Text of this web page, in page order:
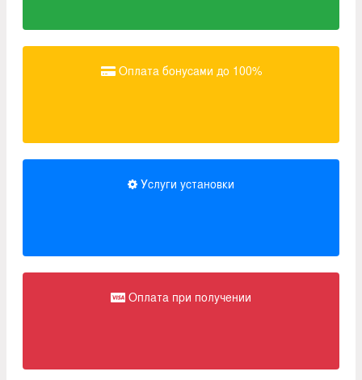
Оплата бонусами до 100%
Услуги установки
Оплата при получении